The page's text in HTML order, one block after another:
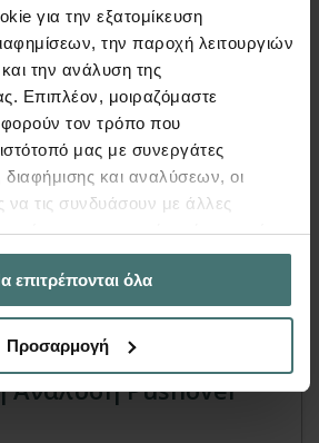
για την εξατομίκευση
την παροχή λειτουργιών
την ανάλυση της
Επιπλέον, μοιραζόμαστε
τον τρόπο που
μας με συνεργάτες
και αναλύσεων, οι
να τις συνδυάσουν με άλλες
έχετε παραχωρήσει ή τις οποίες
με την από μέρους σας χρήση
επιτρέπονται όλα
Προσαρμογή
Επάρκειας
Σκυρόδεμα με
Ανάλυση Pushover